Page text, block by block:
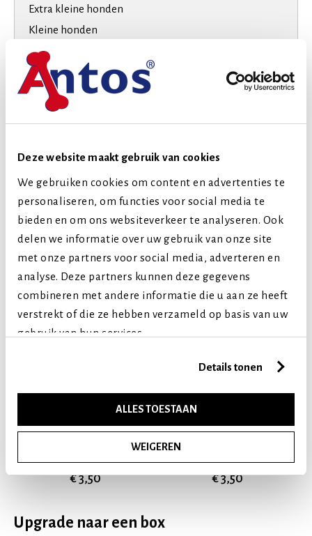
Deze website maakt gebruik van cookies
We gebruiken cookies om content en advertenties te
personaliseren, om functies voor social media te
bieden en om ons websiteverkeer te analyseren. Ook
delen we informatie over uw gebruik van onze site
met onze partners voor social media, adverteren en
analyse. Deze partners kunnen deze gegevens
combineren met andere informatie die u aan ze heeft
verstrekt of die ze hebben verzameld op basis van uw
gebruik van hun services.
Details tonen
ALLES TOESTAAN
WEIGEREN
Extra kleine honden
Kleine honden
Middelgrote honden
Grote honden
Extra grote honden
Senior (8+ jaar)
Vergelijkbare producten
FISH D'LIGHT TWISTS
100 GR
€ 3,50
FISH D'LIGHT SQUARES
100 GR
€ 3,50
Upgrade naar een box